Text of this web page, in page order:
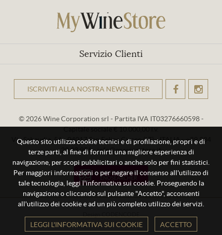
Servizio Clienti
Questo sito utilizza cookie tecnici e di profilazione, propri e di
terze parti, al fine di fornirti una migliore esperienza di
navigazione, per scopi pubblicitari o anche solo per fini statistici.
Per maggiori informazioni o per negare il consenso all'utilizzo di
tale tecnologia, leggi l'informativa sui cookie. Proseguendo la
navigazione o cliccando sul pulsante "Accetto", acconsenti
all'utilizzo dei cookie e ad un più completo utilizzo dei servizi.
LEGGI L'INFORMATIVA SUI COOKIE ACCETTO
ISCRIVITI ALLA NOSTRA NEWSLETTEROK
© 2026 Wine Corporation srl - Partita IVA IT03276660598 -
Capitale sociale € 10.000,00 i.v.
Via Sabaudia, 56 - 04017 San Felice Circeo (LT) - ITALIA - +39 334
29 93 956 - info@mywinestore.it